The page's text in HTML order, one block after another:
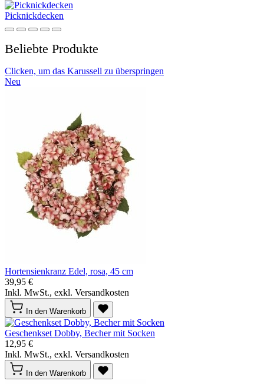
Picknickdecken
Beliebte Produkte
Clicken, um das Karussell zu überspringen
Neu
Hortensienkranz Edel, rosa, 45 cm
39,95 €
Inkl. MwSt., exkl. Versandkosten
In den Warenkorb
Geschenkset Dobby, Becher mit Socken
12,95 €
Inkl. MwSt., exkl. Versandkosten
In den Warenkorb